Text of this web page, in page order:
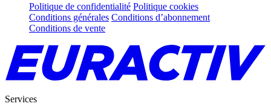
Politique de confidentialité Politique cookies
Conditions générales Conditions d’abonnement
Conditions de vente
Services